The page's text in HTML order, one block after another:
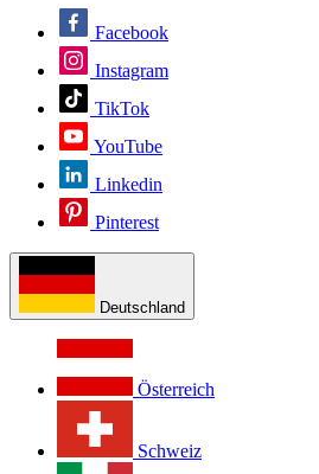
Facebook
Instagram
TikTok
YouTube
Linkedin
Pinterest
Deutschland
Österreich
Schweiz